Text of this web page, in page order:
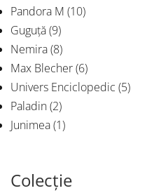
Pandora M (10)
Guguță(9)
Nemira(8)
Max Blecher(6)
Univers Enciclopedic (5)
Paladin(2)
Junimea(1)
Colecție